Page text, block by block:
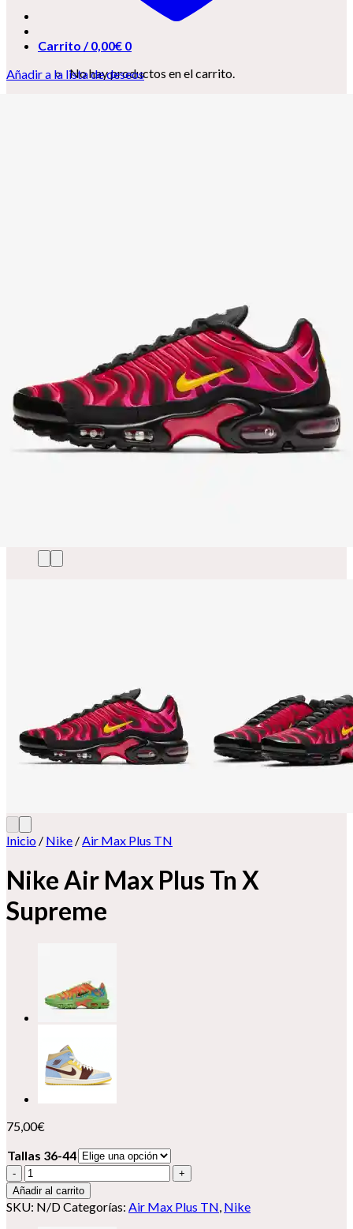
Carrito /0,00€ 0
No hay productos en el carrito.
Añadir a la lista de deseos
Inicio / Nike /Air Max Plus TN
Nike Air Max Plus Tn X
Supreme
75,00€
Tallas 36-44
Nike
Air
Max
Plus
Añadir al carrito
SKU: N/DCategorías: Air Max Plus TN, Nike